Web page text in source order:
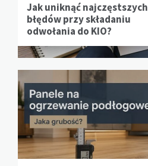
Jak uniknąć najczęstszych
błędów przy składaniu
odwołania do KIO?